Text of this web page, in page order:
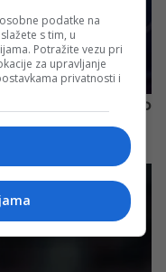
podatke na
s tim, u
Potražite vezu pri
za upravljanje
privatnosti i